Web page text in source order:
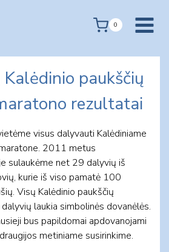
0
paukščių
rezultatai
visus dalyvauti Kalėdiniame
2011 metus
sulaukėme net 29 dalyvių iš
kurie iš viso pamatė 100
Visų Kalėdinio paukščių
laukia simbolinės dovanėlės.
bus papildomai apdovanojami
metiniame susirinkime.